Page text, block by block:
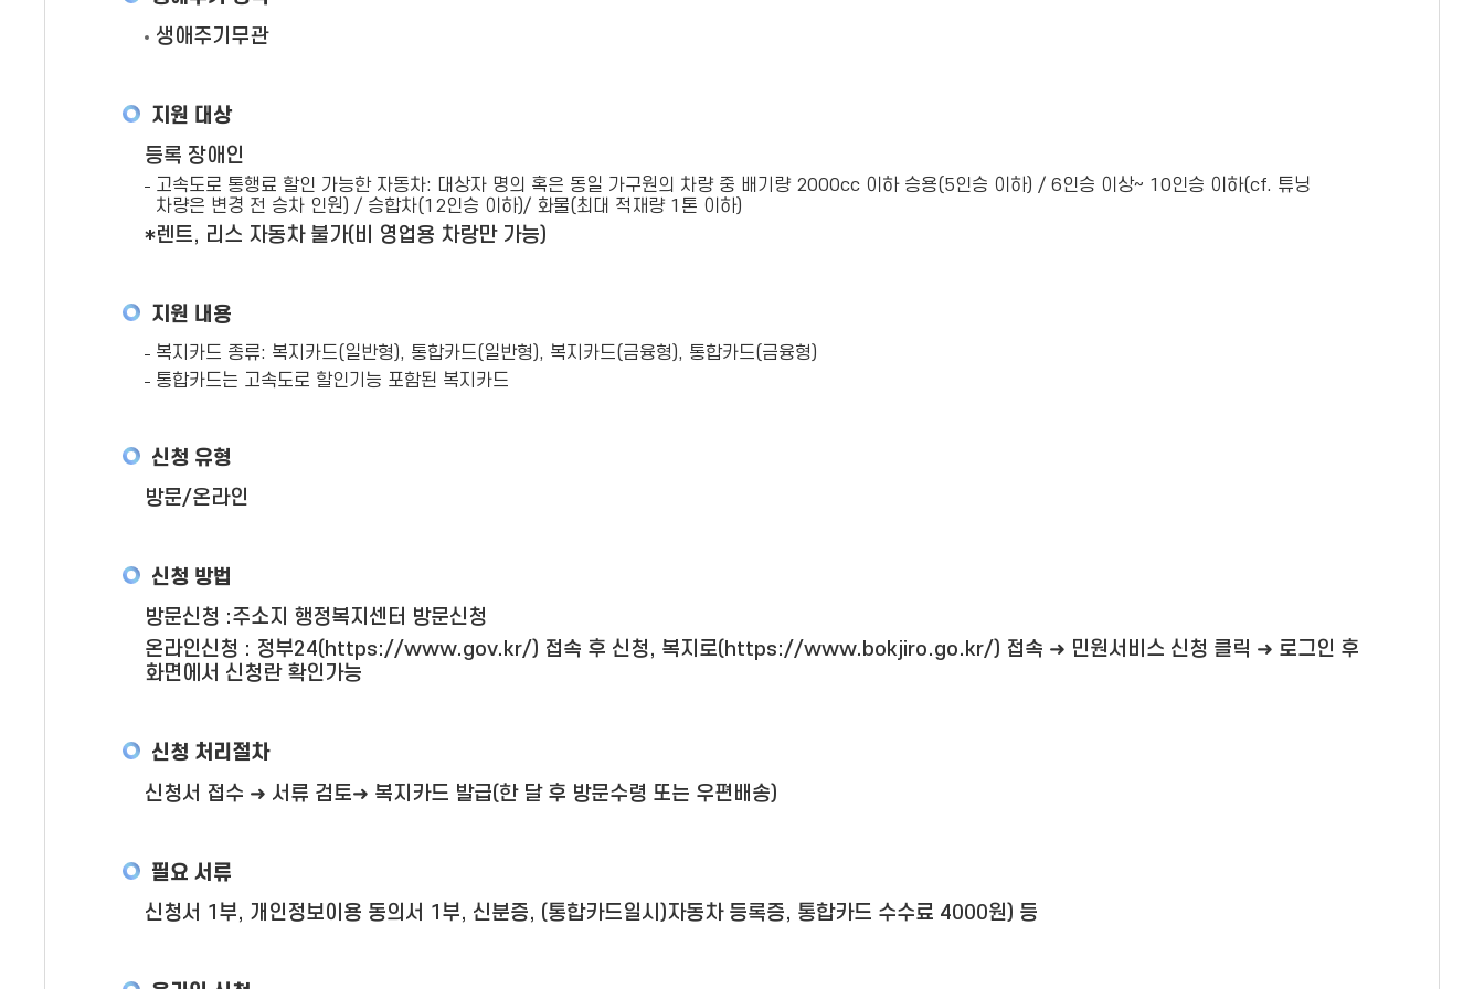
생애주기무관
지원 대상
등록 장애인
고속도로 통행료 할인 가능한 자동차: 대상자 명의 혹은 동일 가구원의 차량 중 배기량 2000cc 이하 승용(5인승 이하) / 6인승 이상~ 10인승 이하(cf. 튜닝
차량은 변경 전 승차 인원) / 승합차(12인승 이하)/ 화물(최대 적재량 1톤 이하)
*렌트, 리스 자동차 불가(비 영업용 차랑만 가능)
지원 내용
복지카드 종류: 복지카드(일반형), 통합카드(일반형), 복지카드(금융형), 통합카드(금융형)
통합카드는 고속도로 할인기능 포함된 복지카드
신청 유형
방문/온라인
신청 방법
방문신청 :주소지 행정복지센터 방문신청
온라인신청 : 정부24(https://www.gov.kr/) 접속 후 신청, 복지로(https://www.bokjiro.go.kr/) 접속 ➜ 민원서비스 신청 클릭 ➜ 로그인 후
화면에서 신청란 확인가능
신청 처리절차
신청서 접수 ➜ 서류 검토➜ 복지카드 발급(한 달 후 방문수령 또는 우편배송)
필요 서류
신청서 1부, 개인정보이용 동의서 1부, 신분증, (통합카드일시)자동차 등록증, 통합카드 수수료 4000원) 등